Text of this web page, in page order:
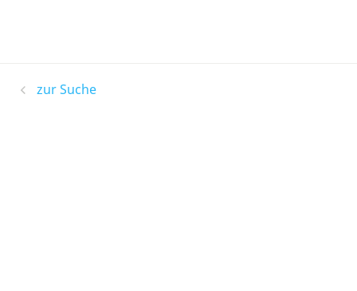
zur Suche